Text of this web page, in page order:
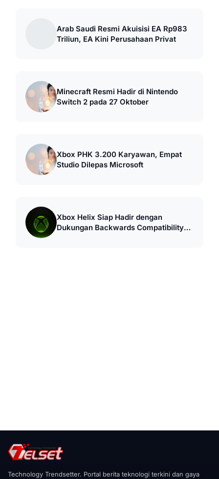
Arab Saudi Resmi Akuisisi EA Rp983
Triliun, EA Kini Perusahaan Privat
Minecraft Resmi Hadir di Nintendo
Switch 2 pada 27 Oktober
Xbox PHK 3.200 Karyawan, Empat
Studio Dilepas Microsoft
Xbox Helix Siap Hadir dengan
Dukungan Backwards Compatibility
Technology Trendsetter. Portal berita teknologi terkini dan gaya